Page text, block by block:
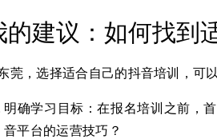
的建议：如何找到
莞，选择适合自己的抖音培训，可
明确学习目标：在报名培训之前，
音平台的运营技巧？